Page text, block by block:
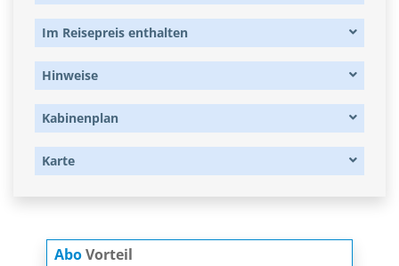
Im Reisepreis enthalten
Hinweise
Kabinenplan
Karte
AboVorteil